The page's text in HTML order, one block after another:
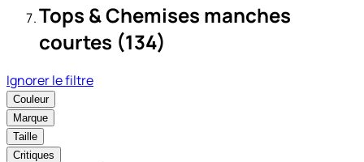
Tops & Chemises manches
courtes (134)
Ignorer le filtre
Couleur
Marque
Taille
Critiques